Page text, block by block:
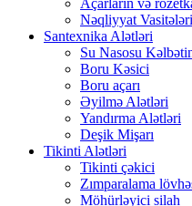
Nəqliyyat
Santexnika Alətləri
Su Nasosu
Boru Kəsici
Boru açarı
Əyilmə Alətləri
Yandırma Alətləri
Deşik Mişarı
Tikinti Alətləri
Tikinti çəkici
Zımparalama
Möhürləyici silah